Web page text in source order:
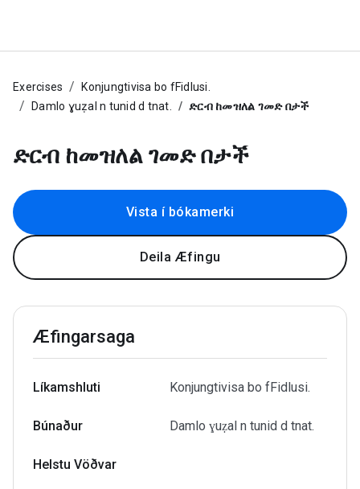
Exercises
Konjungtivisa bo fFidlusi.
Damlo ɣuẓal n tunid d tnat.
ድርብ ከመዝለል ገመድ በታች
ድርብ ከመዝለል ገመድ በታች
Vista í bókamerki
Deila Æfingu
Æfingarsaga
Líkamshluti Konjungtivisa bo fFidlusi.
Búnaður Damlo ɣuẓal n tunid d tnat.
Helstu Vöðvar